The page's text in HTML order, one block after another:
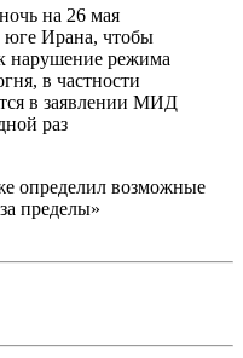
на 26 мая
Ирана, чтобы
нарушение режима
в частности
в заявлении МИД
раз
определил возможные
пределы»